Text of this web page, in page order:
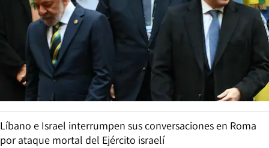
Líbano e Israel interrumpen sus conversaciones en Roma
por ataque mortal del Ejército israelí